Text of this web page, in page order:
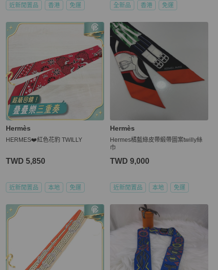
近新閒置品 香港 免運 全新品 香港 免運
Hermès
HERMES❤️紅色花豹 TWILLY
TWD 5,850
近新閒置品 本地 免運
Hermès
Hermes橘藍綠皮帶緞帶圖案twilly絲
巾
TWD 9,000
近新閒置品 本地 免運